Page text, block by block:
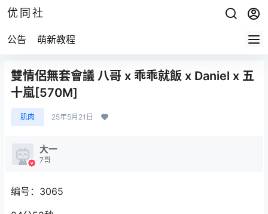
优同社
公告 萌新教程
雙情侶無套會議 八哥 x 乖乖就飯 x Daniel x 五
十嵐[570M]
肌肉 25年5月21日
大一
7哥
编号：3065